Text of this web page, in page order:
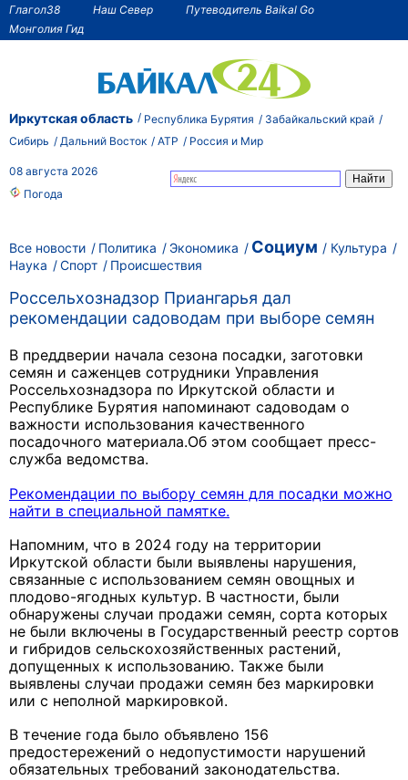
Глагол38 Наш Север
Путеводитель Baikal Go
Монголия Гид
Иркутская область Республика Бурятия
Забайкальский край
Сибирь
Дальний Восток АТР Россия и Мир
08 августа 2026
Погода
Все новости Политика Экономика Социум
Культура
Наука
Спорт Происшествия
Россельхознадзор Приангарья дал
рекомендации садоводам при выборе семян
В преддверии начала сезона посадки, заготовки
семян и саженцев сотрудники Управления
Россельхознадзора по Иркутской области и
Республике Бурятия напоминают садоводам о
важности использования качественного
посадочного материала.Об этом сообщает пресс-
служба ведомства.
Рекомендации по выбору семян для посадки можно
найти в специальной памятке.
Напомним, что в 2024 году на территории
Иркутской области были выявлены нарушения,
связанные с использованием семян овощных и
плодово-ягодных культур. В частности, были
обнаружены случаи продажи семян, сорта которых
не были включены в Государственный реестр сортов
и гибридов сельскохозяйственных растений,
допущенных к использованию. Также были
выявлены случаи продажи семян без маркировки
или с неполной маркировкой.
В течение года было объявлено 156
предостережений о недопустимости нарушений
обязательных требований законодательства.